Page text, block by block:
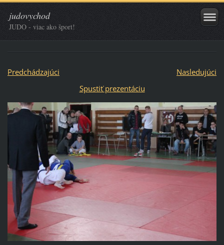
judovychod
JUDO - viac ako šport!
Predchádzajúci
Nasledujúci
Spustiť prezentáciu